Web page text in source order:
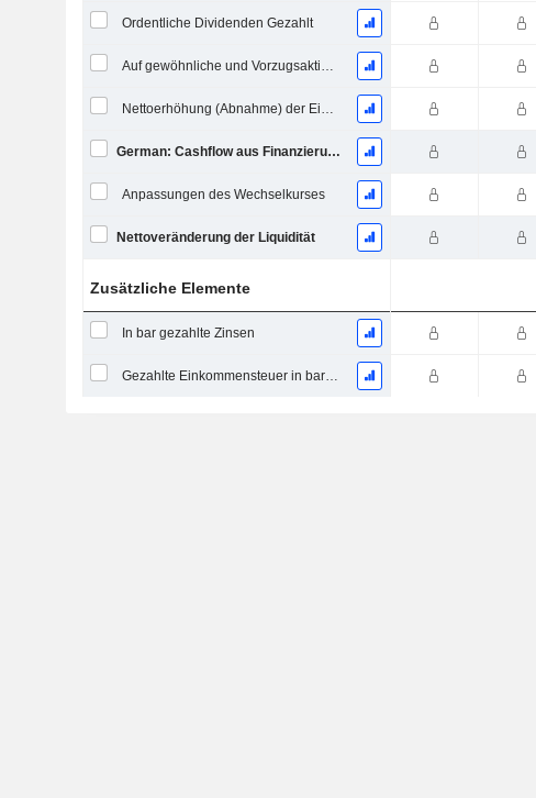
Ordentliche Dividenden Gezahlt
Auf gewöhnliche und Vorzugsaktien gezahlte Dividenden
Nettoerhöhung (Abnahme) der Einlagenkonten - (CF)
German: Cashflow aus Finanzierungstätigkeit
Anpassungen des Wechselkurses
Nettoveränderung der Liquidität
Zusätzliche Elemente
In bar gezahlte Zinsen
Gezahlte Einkommensteuer in bar (Rückerstattung)